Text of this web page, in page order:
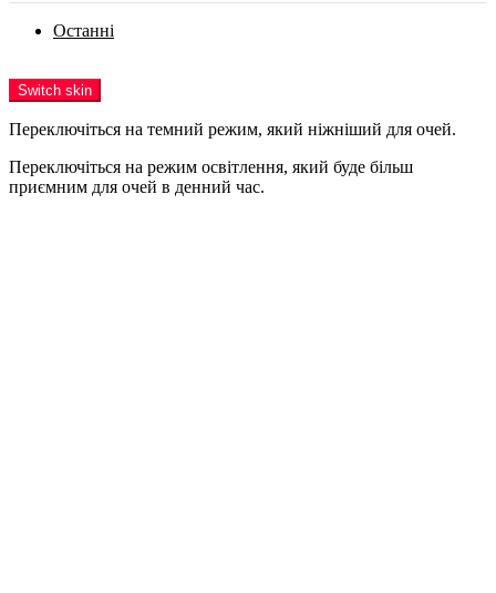
Останні
Switch skin
Переключіться на темний режим, який ніжніший для очей.
Переключіться на режим освітлення, який буде більш
приємним для очей в денний час.